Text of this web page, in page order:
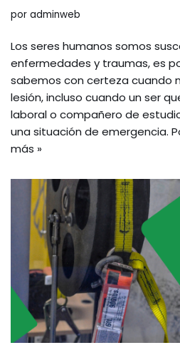
por adminweb
Los seres humanos somos
enfermedades y traumas, es
sabemos con certeza cuando
lesión, incluso cuando un ser
laboral o compañero de
una situación de emergencia.
más »